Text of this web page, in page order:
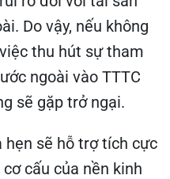
Do vậy, nếu không
thu hút sự tham
ngoài vào TTTC
sẽ gặp trở ngại.
hẹn sẽ hỗ trợ tích cực
cấu của nền kinh